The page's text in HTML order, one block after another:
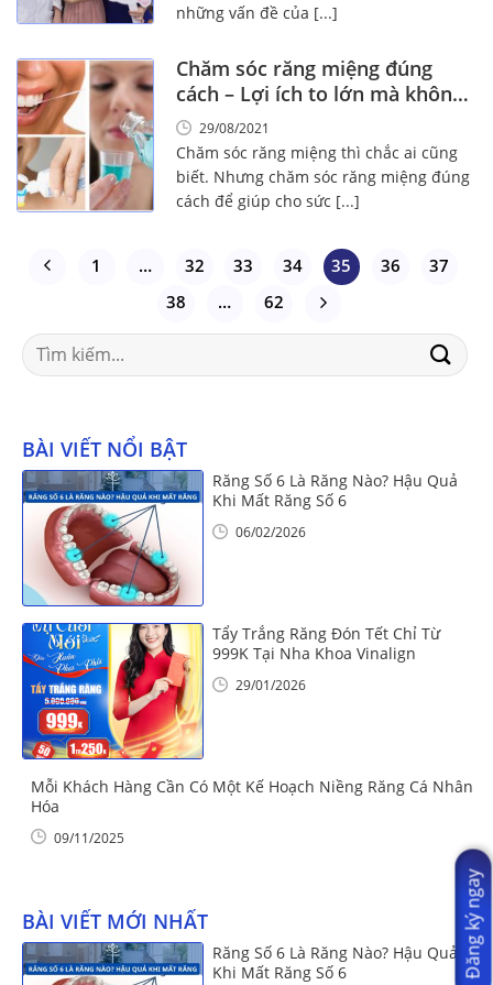
những vấn đề của [...]
Chăm sóc răng miệng đúng
cách – Lợi ích to lớn mà không
phải ai cũng biết!
29/08/2021
Chăm sóc răng miệng thì chắc ai cũng
biết. Nhưng chăm sóc răng miệng đúng
cách để giúp cho sức [...]
1 … 32 33 34 35 36
37
38
… 62
Search
for:
BÀI VIẾT NỔI BẬT
Răng Số 6 Là Răng Nào? Hậu Quả
Khi Mất Răng Số 6
06/02/2026
Tẩy Trắng Răng Đón Tết Chỉ Từ
999K Tại Nha Khoa Vinalign
29/01/2026
Mỗi Khách Hàng Cần Có Một Kế Hoạch Niềng Răng Cá Nhân
Hóa
09/11/2025
BÀI VIẾT MỚI NHẤT
Răng Số 6 Là Răng Nào? Hậu Quả
Khi Mất Răng Số 6
Đăng ký ngay